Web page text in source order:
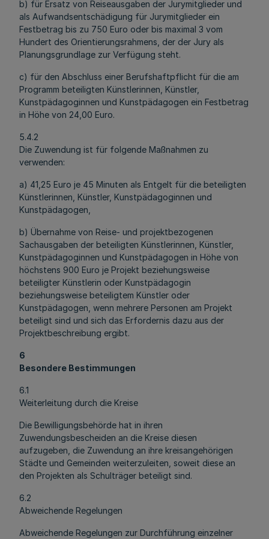
b) für Ersatz von Reiseausgaben der Jurymitglieder und
als Aufwandsentschädigung für Jurymitglieder ein
Festbetrag bis zu 750 Euro oder bis maximal 3 vom
Hundert des Orientierungsrahmens, der der Jury als
Planungsgrundlage zur Verfügung steht.
c) für den Abschluss einer Berufshaftpflicht für die am
Programm beteiligten Künstlerinnen, Künstler,
Kunstpädagoginnen und Kunstpädagogen ein Festbetrag
in Höhe von 24,00 Euro.
5.4.2
Die Zuwendung ist für folgende Maßnahmen zu
verwenden:
a) 41,25 Euro je 45 Minuten als Entgelt für die beteiligten
Künstlerinnen, Künstler, Kunstpädagoginnen und
Kunstpädagogen,
b) Übernahme von Reise- und projektbezogenen
Sachausgaben der beteiligten Künstlerinnen, Künstler,
Kunstpädagoginnen und Kunstpädagogen in Höhe von
höchstens 900 Euro je Projekt beziehungsweise
beteiligter Künstlerin oder Kunstpädagogin
beziehungsweise beteiligtem Künstler oder
Kunstpädagogen, wenn mehrere Personen am Projekt
beteiligt sind und sich das Erfordernis dazu aus der
Projektbeschreibung ergibt.
6
Besondere Bestimmungen
6.1
Weiterleitung durch die Kreise
Die Bewilligungsbehörde hat in ihren
Zuwendungsbescheiden an die Kreise diesen
aufzugeben, die Zuwendung an ihre kreisangehörigen
Städte und Gemeinden weiterzuleiten, soweit diese an
den Projekten als Schulträger beteiligt sind.
6.2
Abweichende Regelungen
Abweichende Regelungen zur Durchführung einzelner